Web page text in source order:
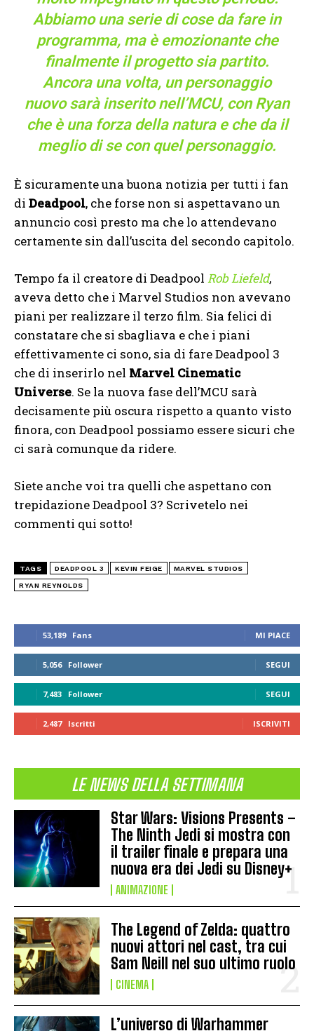
53,189 Fans MI PIACE
5,056 Follower SEGUI
7,483 Follower SEGUI
2,487 Iscritti ISCRIVITI
LE NEWS DELLA SETTIMANA
Star Wars: Visions Presents –
The Ninth Jedi si mostra con
il trailer finale e prepara una
nuova era dei Jedi su Disney+
ANIMAZIONE
The Legend of Zelda: quattro
nuovi attori nel cast, tra cui
Sam Neill nel suo ultimo ruolo
CINEMA
L’universo di Warhammer
Abbiamo una serie di cose da fare in
programma, ma è emozionante che
finalmente il progetto sia partito.
Ancora una volta, un personaggio
nuovo sarà inserito nell’MCU, con Ryan
che è una forza della natura e che da il
meglio di se con quel personaggio.
È sicuramente una buona notizia per tutti i fan
di Deadpool, che forse non si aspettavano un
annuncio così presto ma che lo attendevano
certamente sin dall’uscita del secondo capitolo.
Tempo fa il creatore di Deadpool Rob Liefeld,
aveva detto che i Marvel Studios non avevano
piani per realizzare il terzo film. Sia felici di
constatare che si sbagliava e che i piani
effettivamente ci sono, sia di fare Deadpool 3
che di inserirlo nel Marvel Cinematic
Universe. Se la nuova fase dell’MCU sarà
decisamente più oscura rispetto a quanto visto
finora, con Deadpool possiamo essere sicuri che
ci sarà comunque da ridere.
Siete anche voi tra quelli che aspettano con
trepidazione Deadpool 3? Scrivetelo nei
commenti qui sotto!
TAGS DEADPOOL 3 KEVIN FEIGE MARVEL STUDIOS
RYAN REYNOLDS